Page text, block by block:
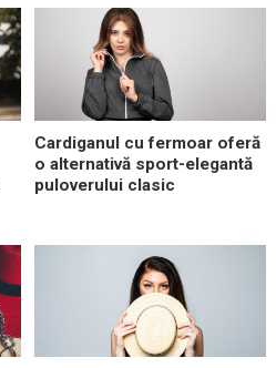
Cardiganul cu fermoar oferă
o alternativă sport-elegantă
puloverului clasic